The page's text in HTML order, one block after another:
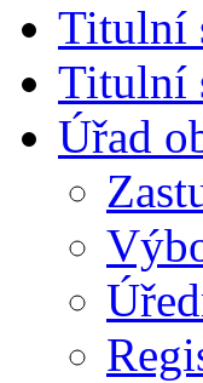
Titulní
Titulní
Úřad